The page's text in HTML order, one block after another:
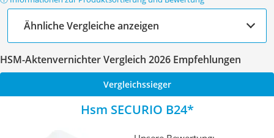
Ähnliche Vergleiche anzeigen
HSM-Aktenvernichter Vergleich 2026 Empfehlungen
Vergleichssieger
Hsm SECURIO B24